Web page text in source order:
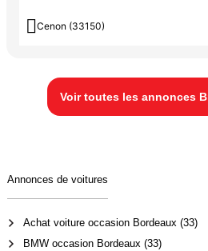
 Cenon (33150)
Voir toutes les annonces
Annonces de voitures
Achat voiture occasion Bordeaux (33)
BMW occasion Bordeaux (33)